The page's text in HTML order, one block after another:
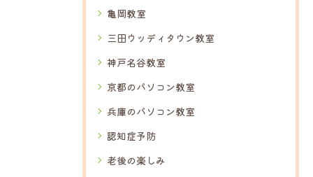
亀岡教室
三田ウッディタウン教室
神戸名谷教室
京都のパソコン教室
兵庫のパソコン教室
認知症予防
老後の楽しみ